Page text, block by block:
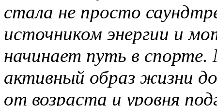
стала не просто
источником энергии и
начинает путь в
активный образ жизни
от возраста и уровня